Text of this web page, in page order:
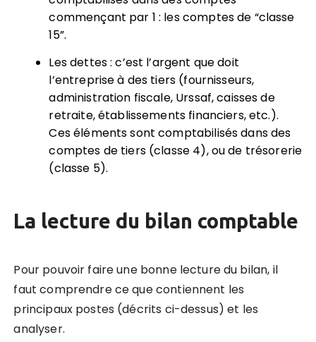
commençant par 1 : les comptes de “classe
15”.
Les dettes : c’est l’argent que doit
l’entreprise à des tiers (fournisseurs,
administration fiscale, Urssaf, caisses de
retraite, établissements financiers, etc.).
Ces éléments sont comptabilisés dans des
comptes de tiers (classe 4), ou de trésorerie
(classe 5).
La lecture du bilan comptable
Pour pouvoir faire une bonne lecture du bilan, il
faut comprendre ce que contiennent les
principaux postes (décrits ci-dessus) et les
analyser.